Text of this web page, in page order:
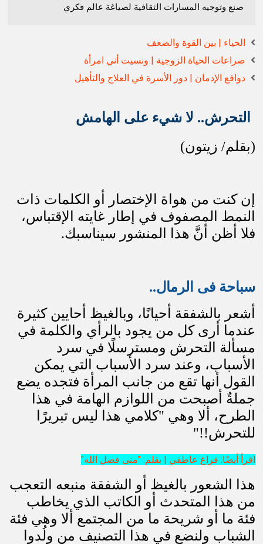
صنع وتوجيه المسارات الثقافية لصياغة عالم فكري
الحياء | بين القوة والضعف
صراعات الحياة الزوجية | ونسيت أني امرأة
دوافع الإدمان | دور الأسرة في العلاج والتأهيل
التحرش.. لا شيء على الهامش
(بقلم/ زيتون)
إن كنت من هواة الإختصار أو الكلمات ذات
النمط المصفوف في إطار غايته الإقتباس،
فلا أظن أنَّ هذا المنشور سيناسبك.
سباحة فى الرمال..
أشعر بالشفقة أحيانًا، وبالغيظ أحايين كثيرة
عندما أرى كل من يجود بالرأي والكلمة في
مسألة التحرش ومسترسلًا في سرد
الأسباب، وعند سرد الأسباب التي يمكن
القول أنها تقع من جانب المرأة فتجده يضع
جملةٌ أصبحت من اللوازم الهامة في هذا
الطرح، ألا وهي "كلامي هذا ليس تبريرًا
للتحرش"!!
اقرأ أيضًا: فراغ عاطفي | بقلم: "منى فضل الله"
هذا الشعور بالغيظ أو الشفقة منبعه التعجب
من هذا المتحدث أو الكاتب الذي يخاطب
فئة ما أو شريحة ما من المجتمع ألا وهي فئة
الشباب ولنضع في هذا التصنيف من ولُدوا